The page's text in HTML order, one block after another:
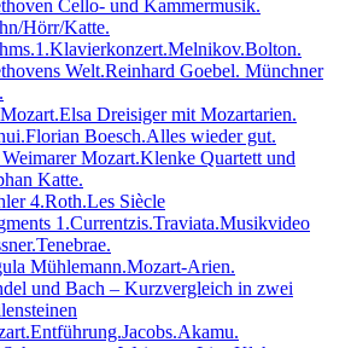
Cello- und Kammermusik.
Hörr/Katte.
Welt.Reinhard Goebel. Münchner
Dreisiger mit Mozartarien.
Boesch.Alles wieder gut.
Mozart.Klenke Quartett und
Katte.
4.Roth.Les Siècle
1.Currentzis.Traviata.Musikvideo
Mühlemann.Mozart-Arien.
und Bach – Kurzvergleich in zwei